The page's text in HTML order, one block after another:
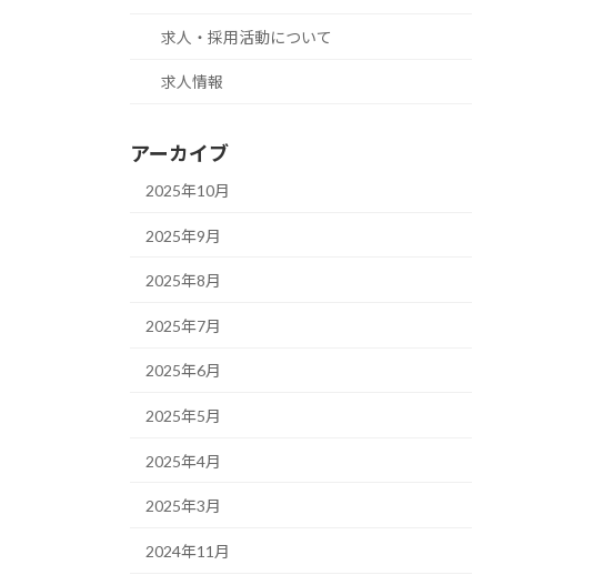
求人・採用活動について
求人情報
アーカイブ
2025年10月
2025年9月
2025年8月
2025年7月
2025年6月
2025年5月
2025年4月
2025年3月
2024年11月